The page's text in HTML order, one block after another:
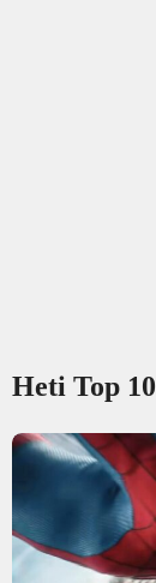
Heti Top 10